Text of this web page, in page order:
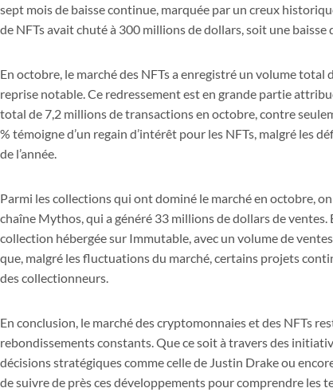
sept mois de baisse continue, marquée par un creux
de NFTs avait chuté à 300 millions de dollars, soit une baisse
En octobre, le marché des NFTs a enregistré un volume
reprise notable. Ce redressement est en grande partie
total de 7,2 millions de transactions en octobre, contre
% témoigne d’un regain d’intérêt pour les NFTs, malgré les
de l’année.
Parmi les collections qui ont dominé le marché en octobre,
chaîne Mythos, qui a généré 33 millions de dollars de ventes.
collection hébergée sur Immutable, avec un volume de
que, malgré les fluctuations du marché, certains projets
des collectionneurs.
En conclusion, le marché des cryptomonnaies et des NFTs
rebondissements constants. Que ce soit à travers des
décisions stratégiques comme celle de Justin Drake ou
de suivre de près ces développements pour comprendre les